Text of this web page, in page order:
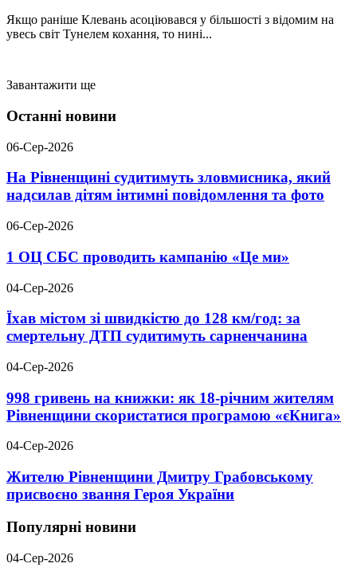
Якщо раніше Клевань асоціювався у більшості з відомим на
увесь світ Тунелем кохання, то нині...
Завантажити ще
Останні новини
06-Сер-2026
На Рівненщині судитимуть зловмисника, який
надсилав дітям інтимні повідомлення та фото
06-Сер-2026
1 ОЦ СБС проводить кампанію «Це ми»
04-Сер-2026
Їхав містом зі швидкістю до 128 км/год: за
смертельну ДТП судитимуть сарненчанина
04-Сер-2026
998 гривень на книжки: як 18-річним жителям
Рівненщини скористатися програмою «єКнига»
04-Сер-2026
Жителю Рівненщини Дмитру Грабовському
присвоєно звання Героя України
Популярні новини
04-Сер-2026